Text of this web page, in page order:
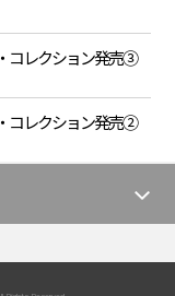
コレクション発売③
コレクション発売②